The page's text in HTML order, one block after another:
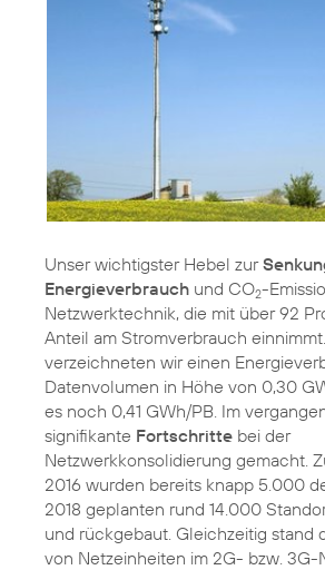
Unser wichtigster Hebel zur
Energieverbrauch und CO2-
Netzwerktechnik, die mit über 92
Anteil am Stromverbrauch
verzeichneten wir einen
Datenvolumen in Höhe von 0,30
es noch 0,41 GWh/PB. Im
signifikante Fortschritte bei der
Netzwerkkonsolidierung gemacht.
2016 wurden bereits knapp 5.000
2018 geplanten rund 14.000
und rückgebaut. Gleichzeitig stand
von Netzeinheiten im 2G- bzw. 3G-